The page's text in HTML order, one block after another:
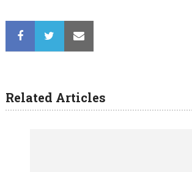
Related Articles